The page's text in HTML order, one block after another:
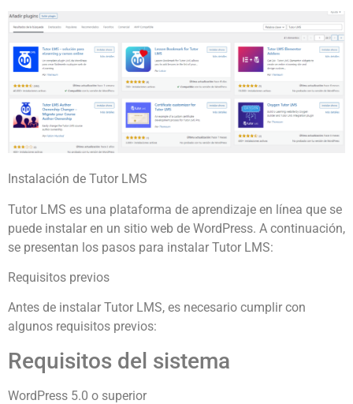
Instalación de Tutor LMS
Tutor LMS es una plataforma de aprendizaje en línea que se
puede instalar en un sitio web de WordPress. A continuación,
se presentan los pasos para instalar Tutor LMS:
Requisitos previos
Antes de instalar Tutor LMS, es necesario cumplir con
algunos requisitos previos:
Requisitos del sistema
WordPress 5.0 o superior